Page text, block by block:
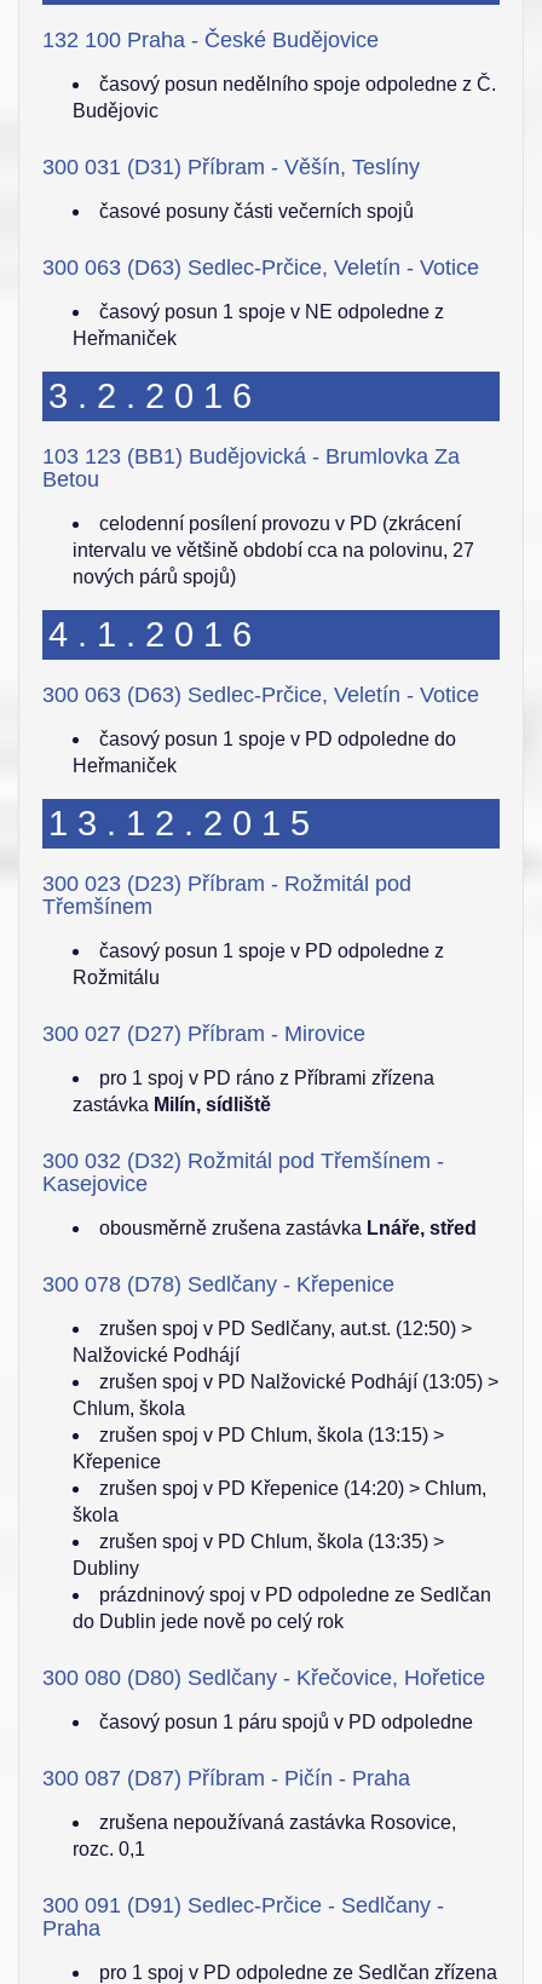
132 100 Praha - České Budějovice
časový posun nedělního spoje odpoledne z Č.
Budějovic
300 031 (D31) Příbram - Věšín, Teslíny
časové posuny části večerních spojů
300 063 (D63) Sedlec-Prčice, Veletín - Votice
časový posun 1 spoje v NE odpoledne z
Heřmaniček
3.2.2016
103 123 (BB1) Budějovická - Brumlovka Za
Betou
celodenní posílení provozu v PD (zkrácení
intervalu ve většině období cca na polovinu, 27
nových párů spojů)
4.1.2016
300 063 (D63) Sedlec-Prčice, Veletín - Votice
časový posun 1 spoje v PD odpoledne do
Heřmaniček
13.12.2015
300 023 (D23) Příbram - Rožmitál pod
Třemšínem
časový posun 1 spoje v PD odpoledne z
Rožmitálu
300 027 (D27) Příbram - Mirovice
pro 1 spoj v PD ráno z Příbrami zřízena
zastávka Milín, sídliště
300 032 (D32) Rožmitál pod Třemšínem -
Kasejovice
obousměrně zrušena zastávka Lnáře, střed
300 078 (D78) Sedlčany - Křepenice
zrušen spoj v PD Sedlčany, aut.st. (12:50) >
Nalžovické Podhájí
zrušen spoj v PD Nalžovické Podhájí (13:05) >
Chlum, škola
zrušen spoj v PD Chlum, škola (13:15) >
Křepenice
zrušen spoj v PD Křepenice (14:20) > Chlum,
škola
zrušen spoj v PD Chlum, škola (13:35) >
Dubliny
prázdninový spoj v PD odpoledne ze Sedlčan
do Dublin jede nově po celý rok
300 080 (D80) Sedlčany - Křečovice, Hořetice
časový posun 1 páru spojů v PD odpoledne
300 087 (D87) Příbram - Pičín - Praha
zrušena nepoužívaná zastávka Rosovice,
rozc. 0,1
300 091 (D91) Sedlec-Prčice - Sedlčany -
Praha
pro 1 spoj v PD odpoledne ze Sedlčan zřízena